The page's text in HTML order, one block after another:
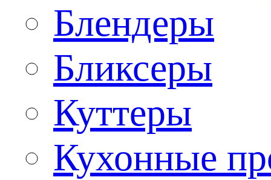
Блендеры
Бликсеры
Куттеры
Кухонные